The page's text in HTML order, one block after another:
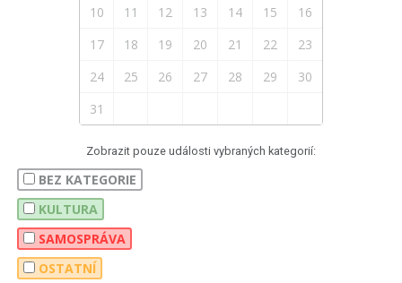
10 11 12 13 14 15
16
17
18 19 20 21 22
23
24
25 26 27 28 29
30
31
Zobrazit pouze události vybraných kategorií:
BEZ KATEGORIE
KULTURA
SAMOSPRÁVA
OSTATNÍ